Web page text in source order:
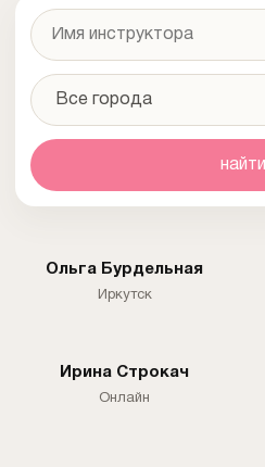
найти
Ольга Бурдельная
Иркутск
Ирина Строкач
Онлайн